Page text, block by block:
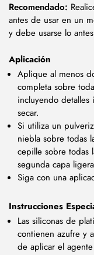
Recomendado:
antes de usar en un
y debe usarse lo
Aplicación
Aplique al menos
completa sobre
incluyendo
secar.
Si utiliza un
niebla sobre todas
cepille sobre todas
segunda capa
Siga con una
Instrucciones
Las siliconas de
contienen azufre y
de aplicar el